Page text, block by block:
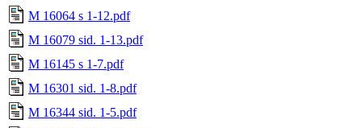
M 16064 s 1-12.pdf
M 16079 sid. 1-13.pdf
M 16145 s 1-7.pdf
M 16301 sid. 1-8.pdf
M 16344 sid. 1-5.pdf